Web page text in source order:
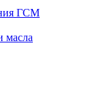
ГСМ
масла